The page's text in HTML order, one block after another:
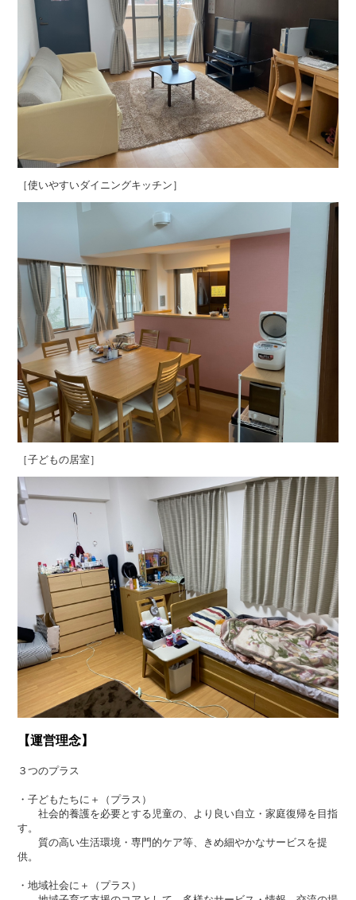
［使いやすいダイニングキッチン］
［子どもの居室］
【運営理念】
３つのプラス
・子どもたちに＋（プラス）
社会的養護を必要とする児童の、より良い自立・家庭復帰を目指
す。
質の高い生活環境・専門的ケア等、きめ細やかなサービスを提
供。
・地域社会に＋（プラス）